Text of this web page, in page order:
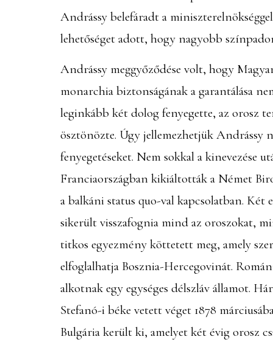
Andrássy belefáradt a
lehetőséget adott, hogy nagyobb
Andrássy meggyőződése volt, hogy
monarchia biztonságának a garantálása
leginkább két dolog fenyegette, az orosz
ösztönözte. Úgy jellemezhetjük Andrássy
fenyegetéseket. Nem sokkal a kinevezése
Franciaországban kikiáltották a Német
a balkáni status quo-val kapcsolatban.
sikerült visszafognia mind az oroszokat,
titkos egyezmény köttetett meg, amely
elfoglalhatja Bosznia-Hercegovinát.
alkotnak egy egységes délszláv államot.
Stefanó-i béke vetett véget 1878
Bulgária került ki, amelyet két évig orosz